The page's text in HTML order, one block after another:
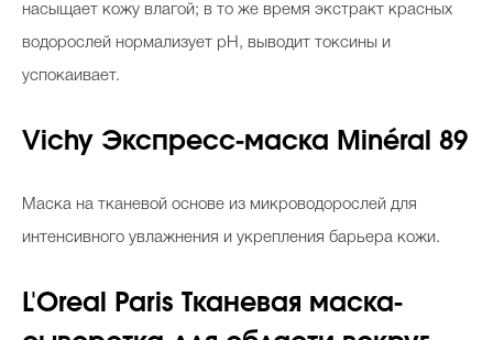
насыщает кожу влагой; в то же время экстракт красных
водорослей нормализует pH, выводит токсины и
успокаивает.
Vichy Экспресс-маска Minéral 89
Маска на тканевой основе из микроводорослей для
интенсивного увлажнения и укрепления барьера кожи.
L'Oreal Paris Тканевая маска-